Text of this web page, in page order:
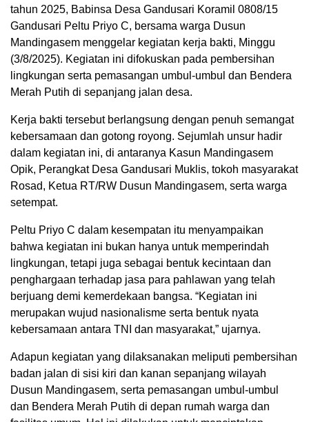
tahun 2025, Babinsa Desa Gandusari Koramil 0808/15
Gandusari Peltu Priyo C, bersama warga Dusun
Mandingasem menggelar kegiatan kerja bakti, Minggu
(3/8/2025). Kegiatan ini difokuskan pada pembersihan
lingkungan serta pemasangan umbul-umbul dan Bendera
Merah Putih di sepanjang jalan desa.
Kerja bakti tersebut berlangsung dengan penuh semangat
kebersamaan dan gotong royong. Sejumlah unsur hadir
dalam kegiatan ini, di antaranya Kasun Mandingasem
Opik, Perangkat Desa Gandusari Muklis, tokoh masyarakat
Rosad, Ketua RT/RW Dusun Mandingasem, serta warga
setempat.
Peltu Priyo C dalam kesempatan itu menyampaikan
bahwa kegiatan ini bukan hanya untuk memperindah
lingkungan, tetapi juga sebagai bentuk kecintaan dan
penghargaan terhadap jasa para pahlawan yang telah
berjuang demi kemerdekaan bangsa. “Kegiatan ini
merupakan wujud nasionalisme serta bentuk nyata
kebersamaan antara TNI dan masyarakat,” ujarnya.
Adapun kegiatan yang dilaksanakan meliputi pembersihan
badan jalan di sisi kiri dan kanan sepanjang wilayah
Dusun Mandingasem, serta pemasangan umbul-umbul
dan Bendera Merah Putih di depan rumah warga dan